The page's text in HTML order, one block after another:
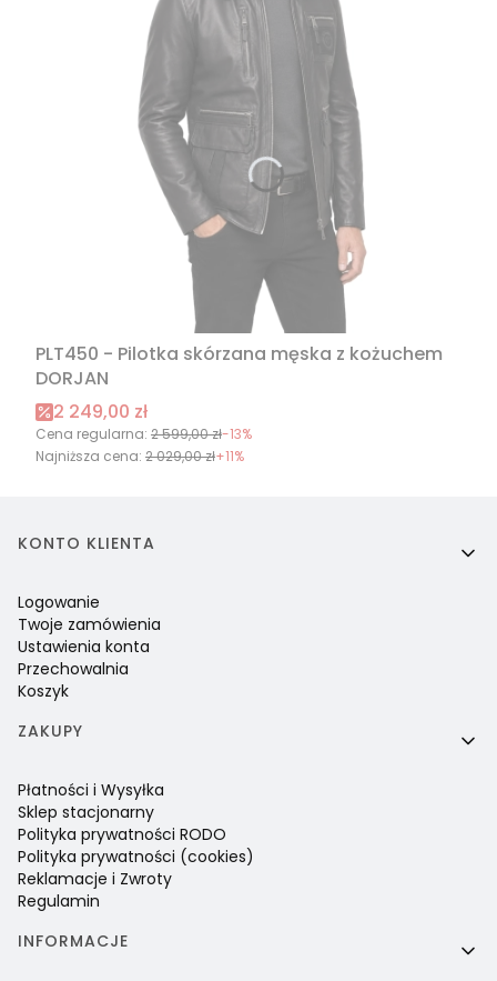
PLT450 - Pilotka skórzana męska z kożuchem
DORJAN
Cena promocyjna
2 249,00 zł
Cena regularna: 2 599,00 zł-13%
Najniższa cena: 2 029,00 zł+11%
Linki w stopce
KONTO KLIENTA
Logowanie
Twoje zamówienia
Ustawienia konta
Przechowalnia
Koszyk
ZAKUPY
Płatności i Wysyłka
Sklep stacjonarny
Polityka prywatności RODO
Polityka prywatności (cookies)
Reklamacje i Zwroty
Regulamin
INFORMACJE